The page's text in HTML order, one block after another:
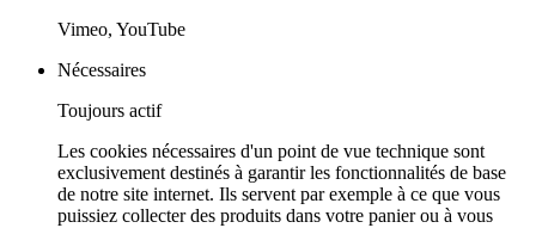
Vimeo, YouTube
Nécessaires
Toujours actif
Les cookies nécessaires d'un point de vue technique sont
exclusivement destinés à garantir les fonctionnalités de base
de notre site internet. Ils servent par exemple à ce que vous
puissiez collecter des produits dans votre panier ou à vous